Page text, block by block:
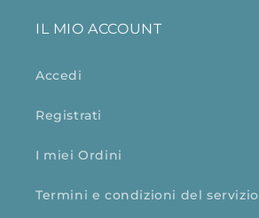
IL MIO ACCOUNT
Accedi
Registrati
I miei Ordini
Termini e condizioni del servizio